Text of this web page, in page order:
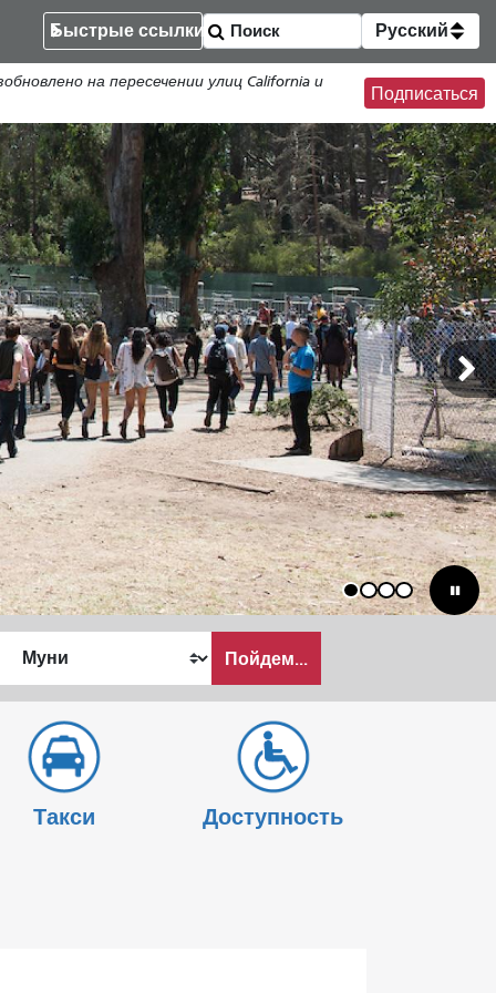
Быстрые ссылки Русский
на пересечении улиц California и
Подписаться
1 2 3 4
Пойдем...
Такси Доступность